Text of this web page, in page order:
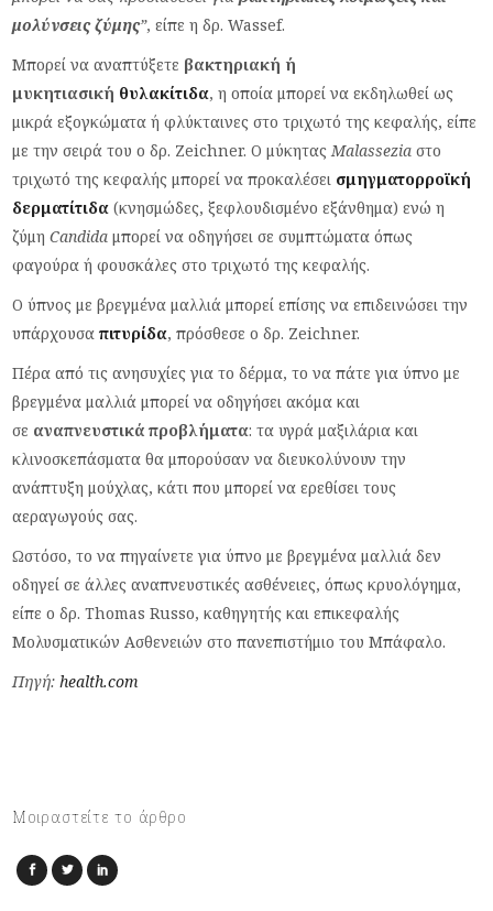
μολύνσεις ζύμης”, είπε η δρ. Wassef.
Μπορεί να αναπτύξετε βακτηριακή ή
μυκητιασική θυλακίτιδα, η οποία μπορεί να εκδηλωθεί ως
μικρά εξογκώματα ή φλύκταινες στο τριχωτό της κεφαλής, είπε
με την σειρά του ο δρ. Zeichner. Ο μύκητας Malassezia στο
τριχωτό της κεφαλής μπορεί να προκαλέσει σμηγματορροϊκή
δερματίτιδα (κνησμώδες, ξεφλουδισμένο εξάνθημα) ενώ η
ζύμηCandida μπορεί να οδηγήσει σε συμπτώματα όπως
φαγούρα ή φουσκάλες στο τριχωτό της κεφαλής.
Ο ύπνος με βρεγμένα μαλλιά μπορεί επίσης να επιδεινώσει την
υπάρχουσαπιτυρίδα, πρόσθεσε ο δρ. Zeichner.
Πέρα από τις ανησυχίες για το δέρμα, το να πάτε για ύπνο με
βρεγμένα μαλλιά μπορεί να οδηγήσει ακόμα και
σε αναπνευστικά προβλήματα: τα υγρά μαξιλάρια και
κλινοσκεπάσματα θα μπορούσαν να διευκολύνουν την
ανάπτυξη μούχλας, κάτι που μπορεί να ερεθίσει τους
αεραγωγούς σας.
Ωστόσο, το να πηγαίνετε για ύπνο με βρεγμένα μαλλιά δεν
οδηγεί σε άλλες αναπνευστικές ασθένειες, όπως κρυολόγημα,
είπε ο δρ. Thomas Russo, καθηγητής και επικεφαλής
Μολυσματικών Ασθενειών στο πανεπιστήμιο του Μπάφαλο.
Πηγή: health.com
Μοιραστείτε το άρθρο